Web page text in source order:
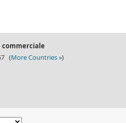
commerciale
(More Countries »)